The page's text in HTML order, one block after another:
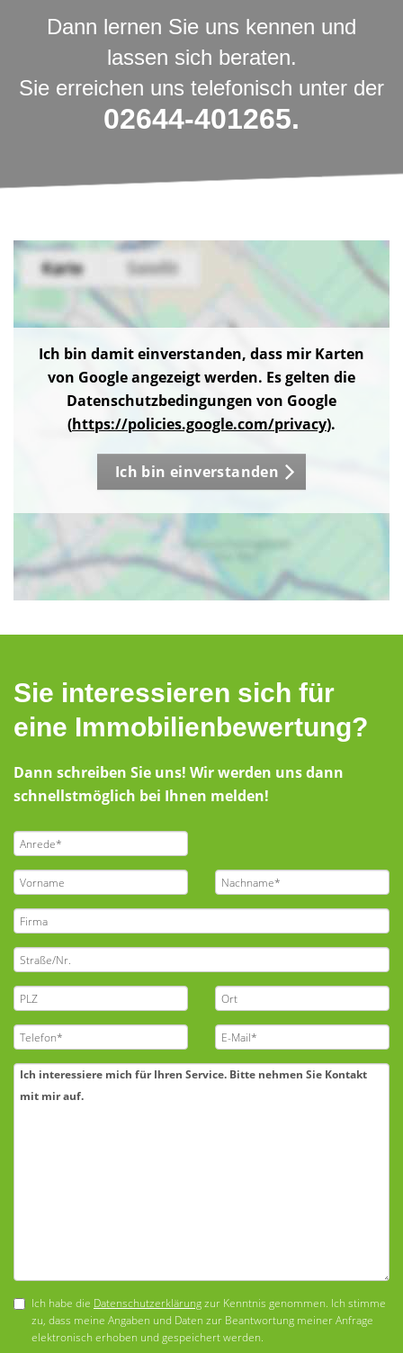
Dann lernen Sie uns kennen und
lassen sich beraten.
Sie erreichen uns telefonisch unter der
02644-401265.
Ich bin damit einverstanden, dass mir Karten
von Google angezeigt werden. Es gelten die
Datenschutzbedingungen von Google
(https://policies.google.com/privacy).
Ich bin einverstanden
Sie interessieren sich für
eine Immobilienbewertung?
Dann schreiben Sie uns! Wir werden uns dann
schnellstmöglich bei Ihnen melden!
Ich habe die Datenschutzerklärungzur Kenntnis genommen. Ich stimme
zu, dass meine Angaben und Daten zur Beantwortung meiner Anfrage
elektronisch erhoben und gespeichert werden.